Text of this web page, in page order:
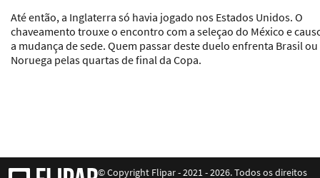
Até então, a Inglaterra só havia jogado nos Estados Unidos. O
chaveamento trouxe o encontro com a seleçao do México e
a mudança de sede. Quem passar deste duelo enfrenta Brasil ou
Noruega pelas quartas de final da Copa.
© Copyright Flipar - 2021 - 2026. Todos os direitos